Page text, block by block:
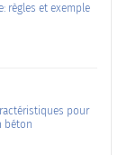
règles et exemple
pour
béton